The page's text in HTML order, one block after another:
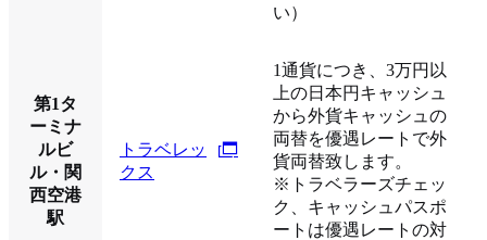
い）
第1タ
ーミナ
ルビ
ル・関
西空港
駅
トラベレッ
クス
1通貨につき、3万円以
上の日本円キャッシュ
から外貨キャッシュの
両替を優遇レートで外
貨両替致します。
※トラベラーズチェッ
ク、キャッシュパスポ
ートは優遇レートの対